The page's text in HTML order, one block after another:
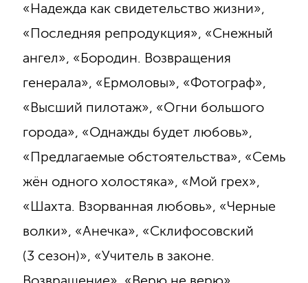
«Надежда как свидетельство жизни»,
«Последняя репродукция», «Снежный
ангел», «Бородин. Возвращения
генерала», «Ермоловы», «Фотограф»,
«Высший пилотаж», «Огни большого
города», «Однажды будет любовь»,
«Предлагаемые обстоятельства», «Семь
жён одного холостяка», «Мой грех»,
«Шахта. Взорванная любовь», «Черные
волки», «Анечка», «Склифосовский
(3 сезон)», «Учитель в законе.